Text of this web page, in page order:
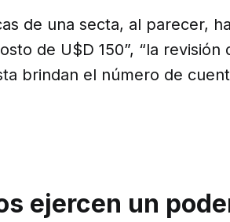
de una secta, al parecer,
de U$D 150”, “la revisión
brindan el número de
ejercen un